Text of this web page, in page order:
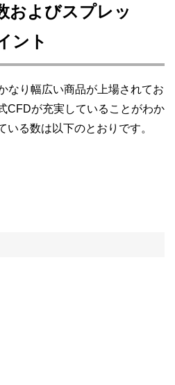
およびスプレッ
ント
なり幅広い商品が上場されてお
CFDが充実していることがわか
いる数は以下のとおりです。